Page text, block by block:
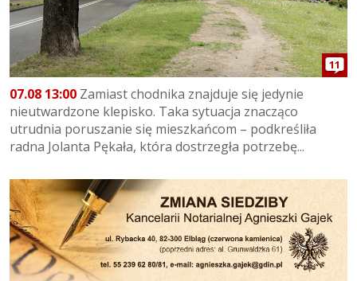
11
07.08 13:00 Zamiast chodnika znajduje się jedynie
nieutwardzone klepisko. Taka sytuacja znacząco
utrudnia poruszanie się mieszkańcom – podkreśliła
radna Jolanta Pękała, która dostrzegła potrzebę...